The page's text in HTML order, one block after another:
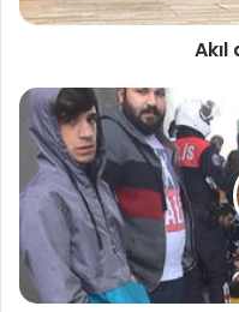
ş
e
Ş
e
e
o